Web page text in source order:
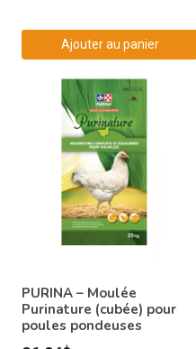
Ajouter au panier
PURINA – Moulée
Purinature (cubée) pour
poules pondeuses